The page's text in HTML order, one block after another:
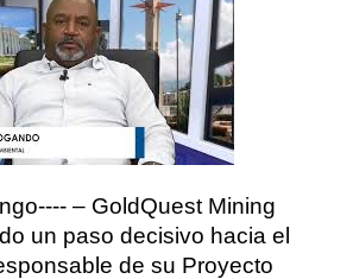
– GoldQuest Mining
un paso decisivo hacia el
de su Proyecto